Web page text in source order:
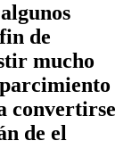
de
mucho
convertirse
de el